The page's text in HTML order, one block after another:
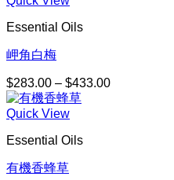
Essential Oils
岬角白梅
$283.00 – $433.00價
Quick View
Essential Oils
有機香蜂草